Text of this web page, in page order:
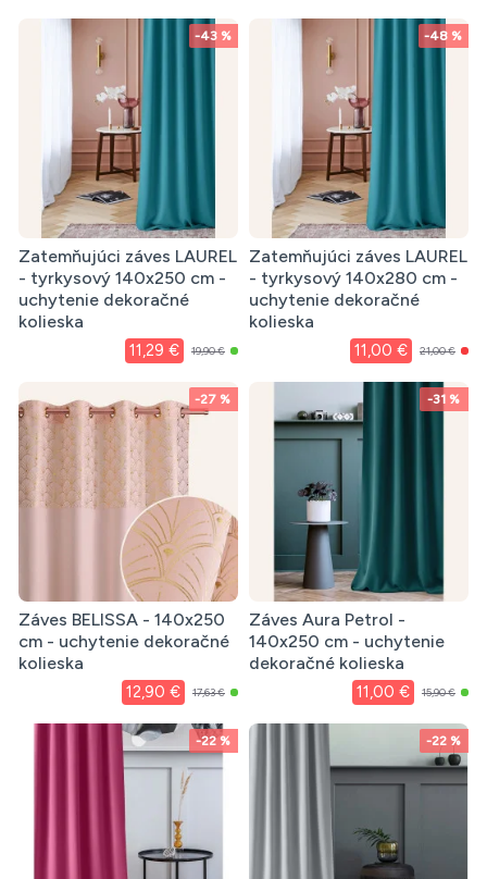
-43 %
Zatemňujúci záves LAUREL
- tyrkysový 140x250 cm -
uchytenie dekoračné
kolieska
11,29 € 19,90 €
-48 %
Zatemňujúci záves LAUREL
- tyrkysový 140x280 cm -
uchytenie dekoračné
kolieska
11,00 € 21,00 €
-27 %
Záves BELISSA - 140x250
cm - uchytenie dekoračné
kolieska
12,90 € 17,63 €
-31 %
Záves Aura Petrol -
140x250 cm - uchytenie
dekoračné kolieska
11,00 € 15,90 €
-22 % -22 %